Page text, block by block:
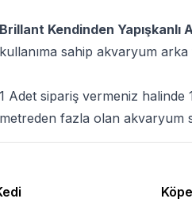
Brillant Kendinden Yapışkanlı
kullanıma sahip akvaryum
1 Adet sipariş vermeniz
metreden fazla olan akvaryum